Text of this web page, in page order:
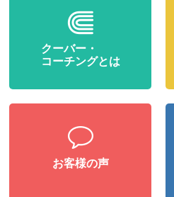
クーバー・
コーチングとは
お客様の声